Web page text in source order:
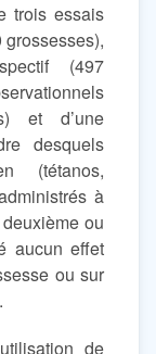
trois essais
(497
et d’une
desquels
(tétanos,
à
ou
aucun effet
ou sur
de